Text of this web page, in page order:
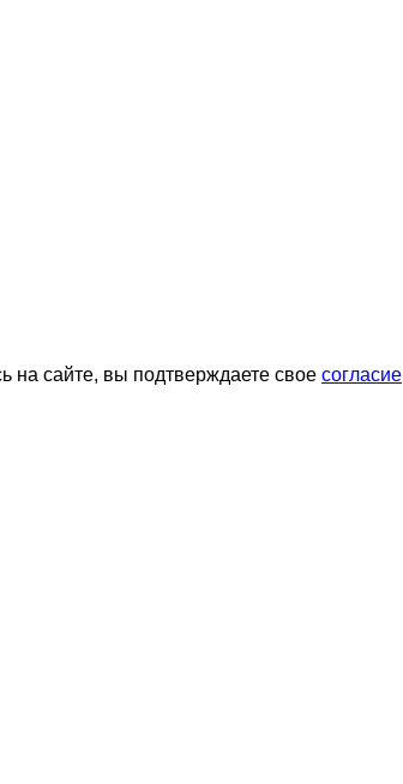
сайте, вы подтверждаете свое согласие